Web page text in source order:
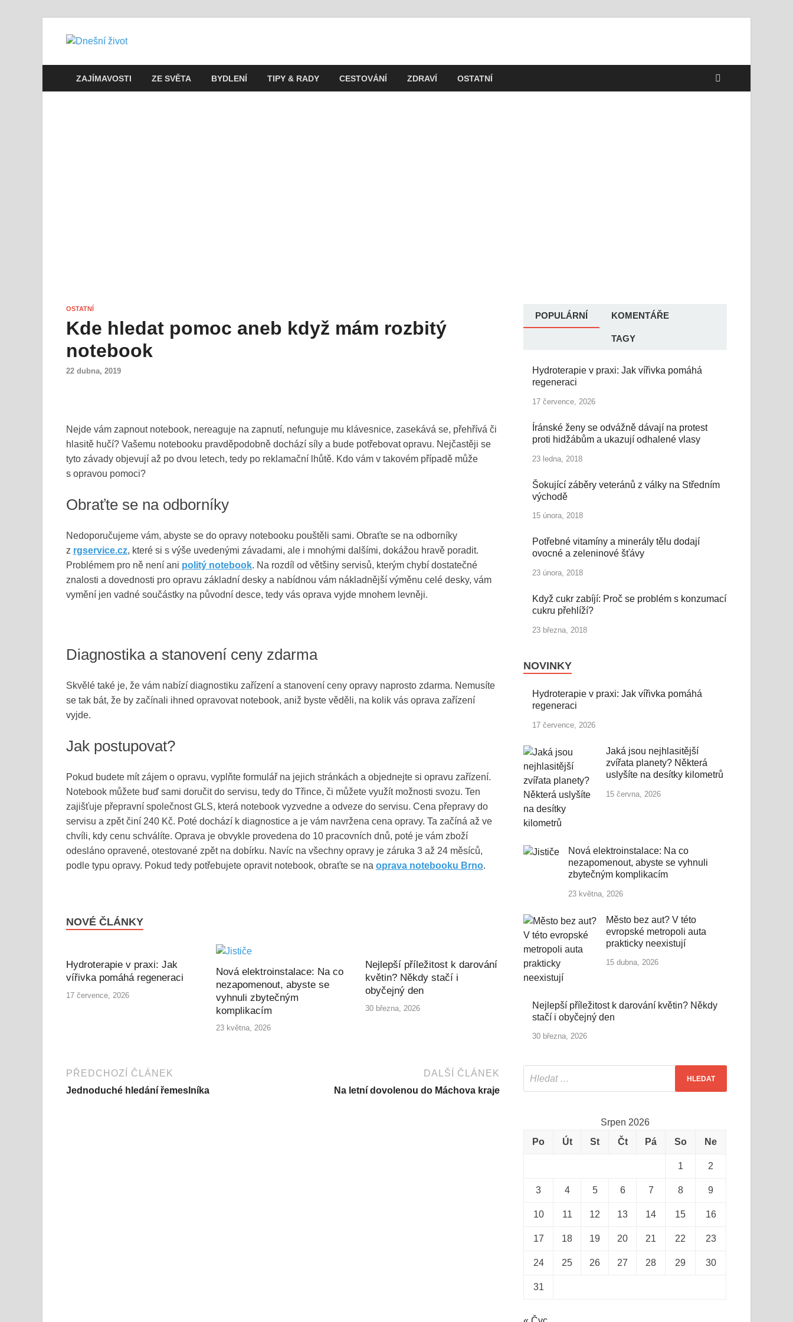
Dnešní život
ZAJÍMAVOSTI ZE SVĚTA BYDLENÍ TIPY & RADY CESTOVÁNÍ ZDRAVÍ OSTATNÍ
OSTATNÍ
Kde hledat pomoc aneb když mám rozbitý
notebook
22 dubna, 2019
Nejde vám zapnout notebook, nereaguje na zapnutí, nefunguje mu klávesnice, zasekává se, přehřívá či
hlasitě hučí? Vašemu notebooku pravděpodobně dochází síly a bude potřebovat opravu. Nejčastěji se
tyto závady objevují až po dvou letech, tedy po reklamační lhůtě. Kdo vám v takovém případě může
s opravou pomoci?
Obraťte se na odborníky
Nedoporučujeme vám, abyste se do opravy notebooku pouštěli sami. Obraťte se na odborníky
z rgservice.cz, které si s výše uvedenými závadami, ale i mnohými dalšími, dokážou hravě poradit.
Problémem pro ně není ani politý notebook. Na rozdíl od většiny servisů, kterým chybí dostatečné
znalosti a dovednosti pro opravu základní desky a nabídnou vám nákladnější výměnu celé desky, vám
vymění jen vadné součástky na původní desce, tedy vás oprava vyjde mnohem levněji.
Diagnostika a stanovení ceny zdarma
Skvělé také je, že vám nabízí diagnostiku zařízení a stanovení ceny opravy naprosto zdarma. Nemusíte
se tak bát, že by začínali ihned opravovat notebook, aniž byste věděli, na kolik vás oprava zařízení
vyjde.
Jak postupovat?
Pokud budete mít zájem o opravu, vyplňte formulář na jejich stránkách a objednejte si opravu zařízení.
Notebook můžete buď sami doručit do servisu, tedy do Třince, či můžete využít možnosti svozu. Ten
zajišťuje přepravní společnost GLS, která notebook vyzvedne a odveze do servisu. Cena přepravy do
servisu a zpět činí 240 Kč. Poté dochází k diagnostice a je vám navržena cena opravy. Ta začíná až ve
chvíli, kdy cenu schválíte. Oprava je obvykle provedena do 10 pracovních dnů, poté je vám zboží
odesláno opravené, otestované zpět na dobírku. Navíc na všechny opravy je záruka 3 až 24 měsíců,
podle typu opravy. Pokud tedy potřebujete opravit notebook, obraťte se na oprava notebooku Brno.
NOVÉ ČLÁNKY
Hydroterapie v praxi: Jak
vířivka pomáhá regeneraci
17 července, 2026
Nová elektroinstalace: Na co
nezapomenout, abyste se
vyhnuli zbytečným
komplikacím
23 května, 2026
Nejlepší příležitost k darování
květin? Někdy stačí i
obyčejný den
30 března, 2026
PŘEDCHOZÍ ČLÁNEK
Jednoduché hledání řemeslníka
DALŠÍ ČLÁNEK
Na letní dovolenou do Máchova kraje
POPULÁRNÍ KOMENTÁŘE
TAGY
Hydroterapie v praxi: Jak vířivka pomáhá
regeneraci
17 července, 2026
Íránské ženy se odvážně dávají na protest
proti hidžábům a ukazují odhalené vlasy
23 ledna, 2018
Šokující záběry veteránů z války na Středním
východě
15 února, 2018
Potřebné vitamíny a minerály tělu dodají
ovocné a zeleninové šťávy
23 února, 2018
Když cukr zabíjí: Proč se problém s konzumací
cukru přehlíží?
23 března, 2018
NOVINKY
Hydroterapie v praxi: Jak vířivka pomáhá
regeneraci
17 července, 2026
Jaká jsou nejhlasitější
zvířata planety? Některá
uslyšíte na desítky kilometrů
15 června, 2026
Nová elektroinstalace: Na co
nezapomenout, abyste se vyhnuli
zbytečným komplikacím
23 května, 2026
Město bez aut? V této
evropské metropoli auta
prakticky neexistují
15 dubna, 2026
Nejlepší příležitost k darování květin? Někdy
stačí i obyčejný den
30 března, 2026
Srpen 2026
Po
Út St Čt Pá So Ne
1 2
3 4 5 6 7 8 9
10 11 12 13 14 15 16
17 18 19 20 21 22 23
24 25 26 27 28 29 30
31